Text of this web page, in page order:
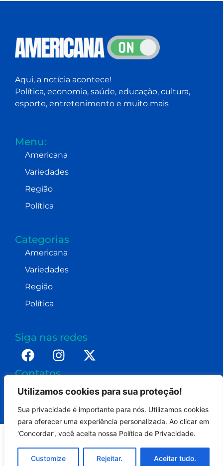
Utilizamos cookies para sua proteção!
Sua privacidade é importante para nós. Utilizamos cookies
para oferecer uma experiência personalizada. Ao clicar em
‘Concordar’, você aceita nossa Política de Privacidade.
Customize Rejeitar. Aceitar tudo.
Aqui, a notícia acontece!
Política, economia, saúde, educação, cultura,
esporte, entretenimento e muito mais
Menu:
Americana
Variedades
Região
Política
Categorias
Americana
Variedades
Região
Política
Siga nas redes
Contatos
+55 (19) 98232-0255
Termos de usoPolitica de privacidade